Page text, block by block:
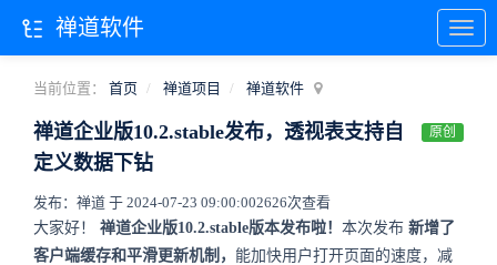
当前位置： 首页 禅道项目 禅道软件
禅道企业版10.2.stable发布，透视表支持自
定义数据下钻
原创
发布：禅道 于 2024-07-23 09:00:002626次查看
大家好！ 禅道企业版10.2.stable版本发布啦！ 本次发布 新增了
客户端缓存和平滑更新机制， 能加快用户打开页面的速度，减
禅道软件